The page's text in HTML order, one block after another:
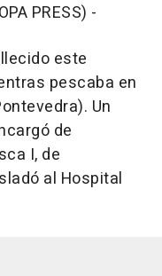
PRESS) -
este
pescaba en
Un
de
I, de
al Hospital